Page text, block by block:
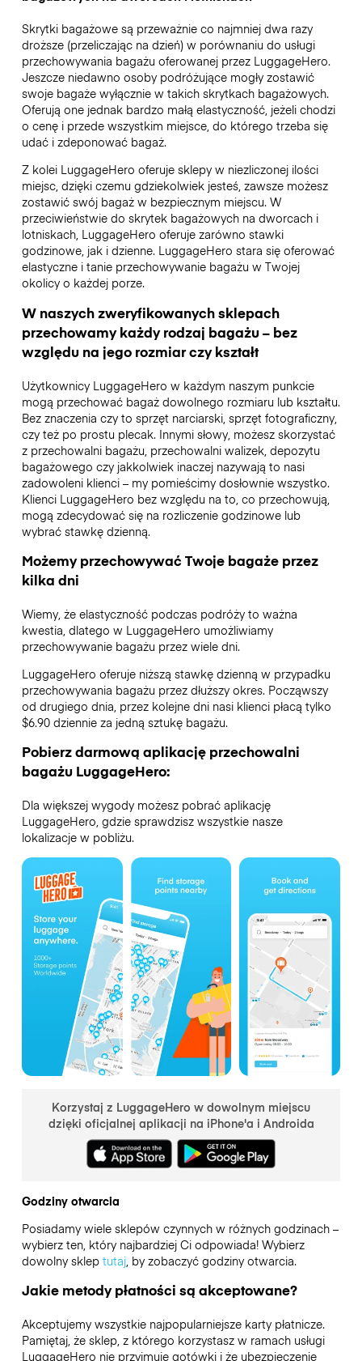
Skrytki bagażowe są przeważnie co najmniej dwa razy
droższe (przeliczając na dzień) w porównaniu do usługi
przechowywania bagażu oferowanej przez LuggageHero.
Jeszcze niedawno osoby podróżujące mogły zostawić
swoje bagaże wyłącznie w takich skrytkach bagażowych.
Oferują one jednak bardzo małą elastyczność, jeżeli chodzi
o cenę i przede wszystkim miejsce, do którego trzeba się
udać i zdeponować bagaż.
Z kolei LuggageHero oferuje sklepy w niezliczonej ilości
miejsc, dzięki czemu gdziekolwiek jesteś, zawsze możesz
zostawić swój bagaż w bezpiecznym miejscu. W
przeciwieństwie do skrytek bagażowych na dworcach i
lotniskach, LuggageHero oferuje zarówno stawki
godzinowe, jak i dzienne. LuggageHero stara się oferować
elastyczne i tanie przechowywanie bagażu w Twojej
okolicy o każdej porze.
W naszych zweryfikowanych sklepach
przechowamy każdy rodzaj bagażu – bez
względu na jego rozmiar czy kształt
Użytkownicy LuggageHero w każdym naszym punkcie
mogą przechować bagaż dowolnego rozmiaru lub kształtu.
Bez znaczenia czy to sprzęt narciarski, sprzęt fotograficzny,
czy też po prostu plecak. Innymi słowy, możesz skorzystać
z przechowalni bagażu, przechowalni walizek, depozytu
bagażowego czy jakkolwiek inaczej nazywają to nasi
zadowoleni klienci – my pomieścimy dosłownie wszystko.
Klienci LuggageHero bez względu na to, co przechowują,
mogą zdecydować się na rozliczenie godzinowe lub
wybrać stawkę dzienną.
Możemy przechowywać Twoje bagaże przez
kilka dni
Wiemy, że elastyczność podczas podróży to ważna
kwestia, dlatego w LuggageHero umożliwiamy
przechowywanie bagażu przez wiele dni.
LuggageHero oferuje niższą stawkę dzienną w przypadku
przechowywania bagażu przez dłuższy okres. Począwszy
od drugiego dnia, przez kolejne dni nasi klienci płacą tylko
$6.90 dziennie za jedną sztukę bagażu.
Pobierz darmową aplikację przechowalni
bagażu LuggageHero:
Dla większej wygody możesz pobrać aplikację
LuggageHero, gdzie sprawdzisz wszystkie nasze
lokalizacje w pobliżu.
Korzystaj z LuggageHero w dowolnym miejscu
dzięki oficjalnej aplikacji na iPhone'a i Androida
Godziny otwarcia
Posiadamy wiele sklepów czynnych w różnych godzinach –
wybierz ten, który najbardziej Ci odpowiada! Wybierz
dowolny sklep tutaj, by zobaczyć godziny otwarcia.
Jakie metody płatności są akceptowane?
Akceptujemy wszystkie najpopularniejsze karty płatnicze.
Pamiętaj, że sklep, z którego korzystasz w ramach usługi
LuggageHero nie przyjmuje gotówki i że ubezpieczenie